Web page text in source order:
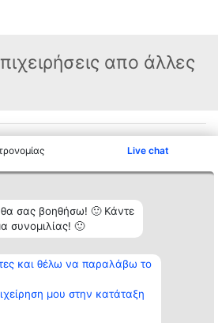
Live chat
θα σας βοηθήσω! 🙂 Κάντε
συνομιλίας! 🙂
και θέλω να παραλάβω το
μου στην κατάταξη
απο άλλες
Διακριθέντες
των
Μεθοδολογία
Όροι &
προϋποθέσεις
ΠΟΛΙΤΙΚΗ
Επικοινωνία